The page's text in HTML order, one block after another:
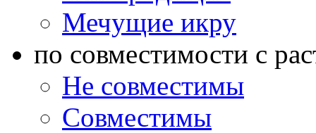
Мечущие икру
по совместимости с
Не совместимы
Совместимы